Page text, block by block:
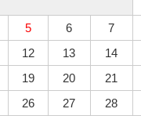
5 6 7
12 13 14
19 20 21
26 27 28